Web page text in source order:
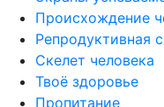
Происхождение
Репродуктивная
Скелет человека
Твоё здоровье
Пропитание